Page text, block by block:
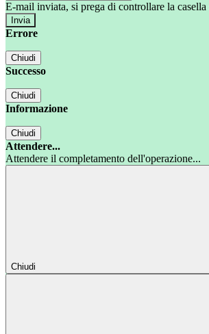
E-mail inviata, si prega di controllare la
Errore
Chiudi
Successo
Chiudi
Informazione
Chiudi
Attendere...
Attendere il completamento dell'operazione...
Chiudi